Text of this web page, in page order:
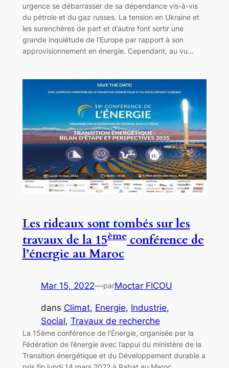
urgence se débarrasser de sa dépendance vis-à-vis
du pétrole et du gaz russes. La tension en Ukraine et
les surenchères de part et d’autre font sortir une
grande inquiétude de l’Europe par rapport à son
approvisionnement en énergie. Cependant, au vu…
Les rideaux sont tombés sur les
travaux de la 15èmeconférence de
l’énergie au Maroc
Mar 15, 2022—parMoctar FICOU
dans Climat, Energie, Industrie
Social, Travaux de recherche
La 15ème conférence de l’Énergie, organisée par la
Fédération de l’énergie avec l’appui du ministère de la
Transition énergétique et du Développement durable a